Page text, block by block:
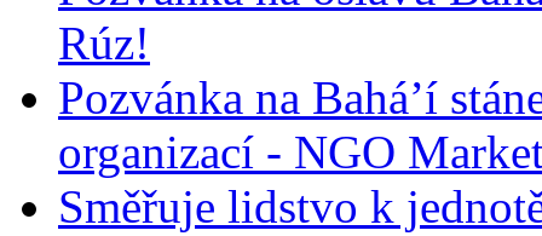
Rúz!
Pozvánka na Bahá’í
organizací - NGO
Směřuje lidstvo k